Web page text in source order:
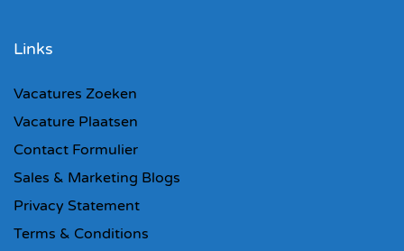
Links
Vacatures Zoeken
Vacature Plaatsen
Contact Formulier
Sales & Marketing Blogs
Privacy Statement
Terms & Conditions